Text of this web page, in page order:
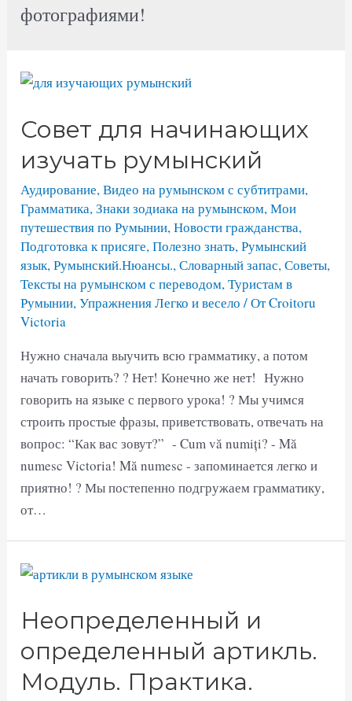
фотографиями!
Совет для начинающих
изучать румынский
Аудирование,Видео на румынском с субтитрами,
Грамматика,Знаки зодиака на румынском,Мои
путешествия по Румынии,Новости гражданства,
Подготовка к присяге,Полезно знать,Румынский
язык,Румынский.Нюансы.,Словарный запас,Советы,
Тексты на румынском с переводом,Туристам в
Румынии,Упражнения Легко и весело / ОтCroitoru
Victoria
Нужно сначала выучить всю грамматику, а потом
начать говорить? ? Нет! Конечно же нет! Нужно
говорить на языке с первого урока! ? Мы учимся
строить простые фразы, приветствовать, отвечать на
вопрос: “Как вас зовут?” - Cum vă numiți? - Mă
numesc Victoria! Mă numesc - запоминается легко и
приятно! ? Мы постепенно подгружаем грамматику,
от…
Неопределенный и
определенный артикль.
Модуль. Практика.